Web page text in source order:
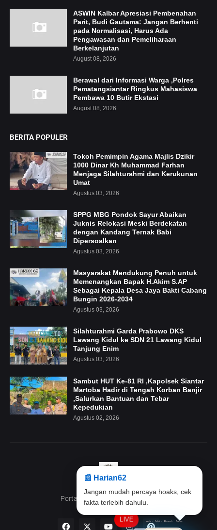
LIVE
📰 Harian62
Klik maskot ini untuk membaca
berita terbaru.
ASWIN Kalbar Apresiasi Pembenahan
Parit, Budi Gautama: Jangan Berhenti
pada Normalisasi, Harus Ada
Pengawasan dan Pemeliharaan
Berkelanjutan
August 08, 2026
Berawal dari Informasi Warga ,Polres
Pematangsiantar Ringkus Mahasiswa
Pembawa 10 Butir Ekstasi
August 08, 2026
BERITA POPULER
Tokoh Pemimpin Agama Majlis Dzikir
1000 Dinar Kh Muhammad Farhan
Menjaga Silahturahmi dan Kerukunan
Umat
Agustus 03, 2026
SPPG MBG Pondok Sayur Abaikan
Juknis Relokasi Meski Berdekatan
dengan Kandang Ternak Babi
Dipersoalkan
Agustus 03, 2026
Masyarakat Mendukung Penuh untuk
Memenangkan Bapak H.Akim S.AP
Sebagai Kepala Desa Jaya Bakti Cabang
Bungin 2026-2034
Agustus 03, 2026
Silahturahmi Garda Prabowo DKS
Lawang Kidul ke SDN 21 Lawang Kidul
Tanjung Enim
Agustus 03, 2026
Sambut HUT Ke-81 RI ,Kapolsek Siantar
Martoba Hadir di Tengah Korban Banjir
,Salurkan Bantuan dan Tebar
Kepedukian
Agustus 02, 2026
Portal Beritanya anak Indonesia